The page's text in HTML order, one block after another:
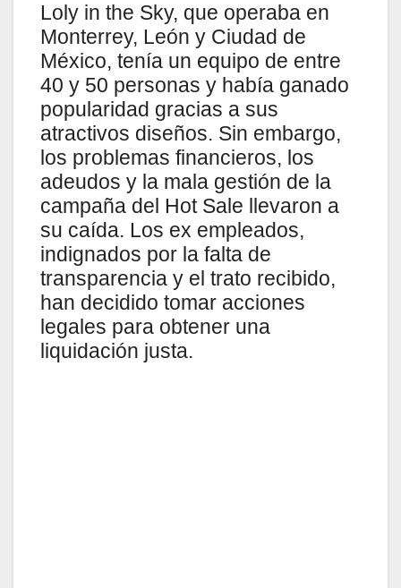
Loly in the Sky, que operaba en
Monterrey, León y Ciudad de
México, tenía un equipo de entre
40 y 50 personas y había ganado
popularidad gracias a sus
atractivos diseños. Sin embargo,
los problemas financieros, los
adeudos y la mala gestión de la
campaña del Hot Sale llevaron a
su caída. Los ex empleados,
indignados por la falta de
transparencia y el trato recibido,
han decidido tomar acciones
legales para obtener una
liquidación justa.